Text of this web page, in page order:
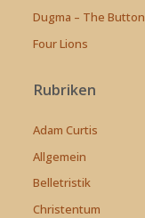
Dugma – The Button
Four Lions
Rubriken
Adam Curtis
Allgemein
Belletristik
Christentum